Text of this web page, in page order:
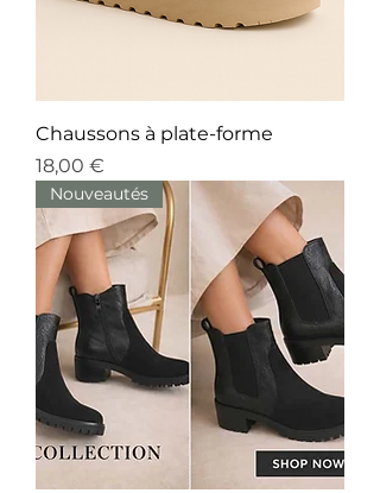
Chaussons à plate-forme
Prix
18,00 €
Nouveautés